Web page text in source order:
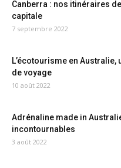
Canberra : nos itinéraires
capitale
7 septembre 2022
L’écotourisme en Australie,
de voyage
10 août 2022
Adrénaline made in
incontournables
3 août 2022